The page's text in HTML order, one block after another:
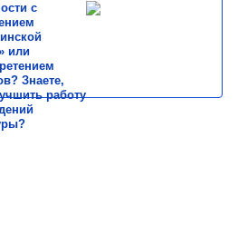
с
или
Знаете,
работу